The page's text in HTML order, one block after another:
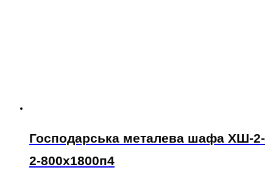
Господарська металева шафа ХШ-2-
2-800х1800п4